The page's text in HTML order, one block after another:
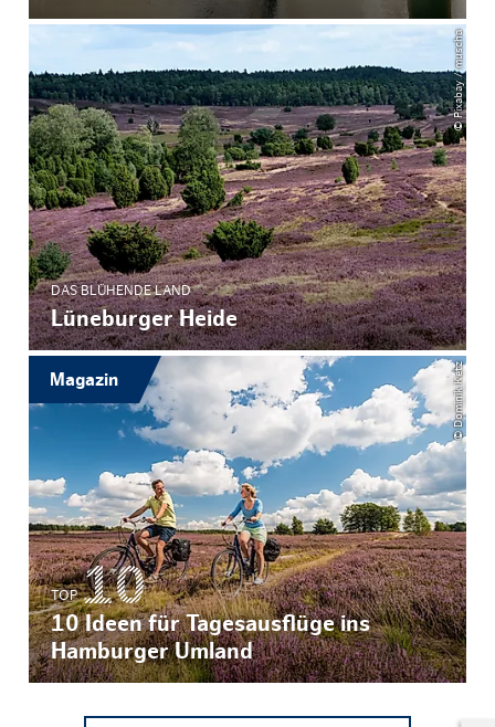
© Pixabay / muscha
DAS BLÜHENDE LAND
Lüneburger Heide
© Dominik Ketz
TOP
10 Ideen für Tagesausflüge ins
Hamburger Umland
Magazin